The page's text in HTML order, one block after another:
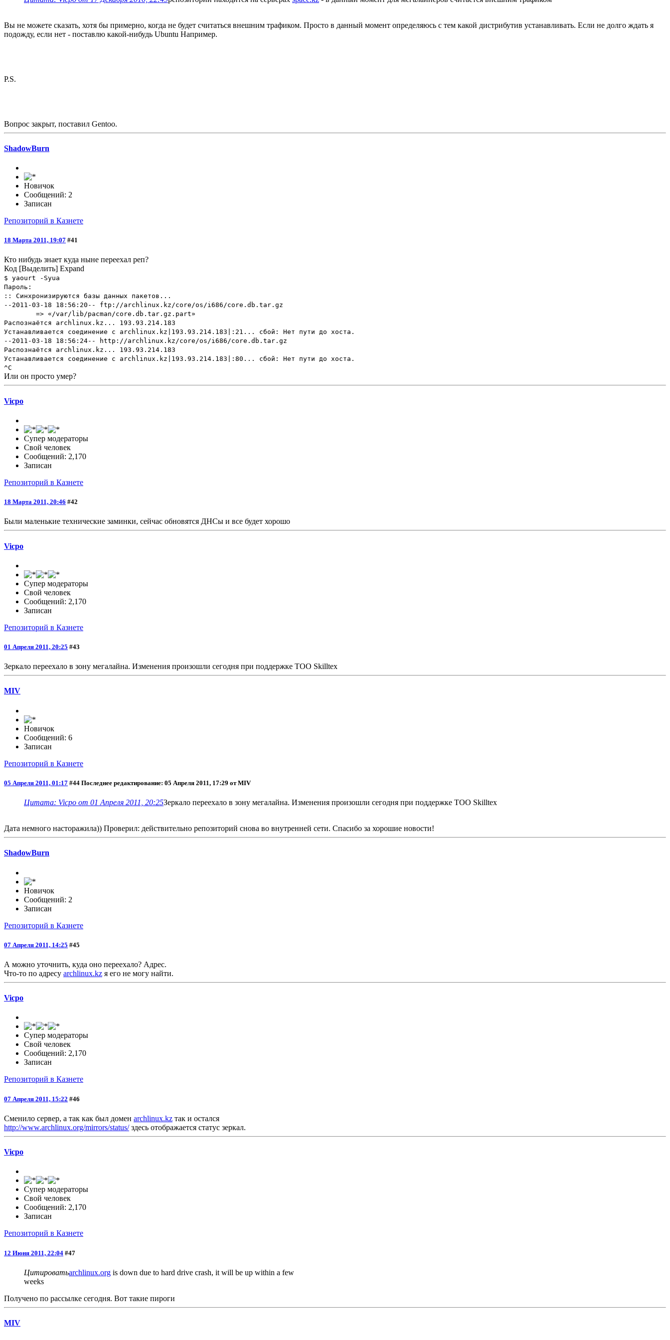
Вы не можете сказать, хотя бы примерно, когда не будет считаться внешним трафиком. Просто в данный момент определяюсь с тем какой дистрибутив устанавливать. Если не долго ждать я
подожду, если нет - поставлю какой-нибудь Ubuntu Например.
P.S.
Вопрос закрыт, поставил Gentoo.
ShadowBurn
Новичок
Сообщений: 2
Записан
Репозиторий в Казнете
18 Марта 2011, 19:07 #41
Кто нибудь знает куда ныне переехал реп?
Код [Выделить] Expand
$ yaourt -Syua
Пароль:
:: Синхронизируются базы данных пакетов...
--2011-03-18 18:56:20-- ftp://archlinux.kz/core/os/i686/core.db.tar.gz
=> «/var/lib/pacman/core.db.tar.gz.part»
Распознаётся archlinux.kz... 193.93.214.183
Устанавливается соединение с archlinux.kz|193.93.214.183|:21... сбой: Нет пути до хоста.
--2011-03-18 18:56:24-- http://archlinux.kz/core/os/i686/core.db.tar.gz
Распознаётся archlinux.kz... 193.93.214.183
Устанавливается соединение с archlinux.kz|193.93.214.183|:80... сбой: Нет пути до хоста.
^C
Или он просто умер?
Vicpo
Супер модераторы
Свой человек
Сообщений: 2,170
Записан
Репозиторий в Казнете
18 Марта 2011, 20:46 #42
Были маленькие технические заминки, сейчас обновятся ДНСы и все будет хорошо
Vicpo
Супер модераторы
Свой человек
Сообщений: 2,170
Записан
Репозиторий в Казнете
01 Апреля 2011, 20:25 #43
Зеркало переехало в зону мегалайна. Изменения произошли сегодня при поддержке ТОО Skilltex
MIV
Новичок
Сообщений: 6
Записан
Репозиторий в Казнете
05 Апреля 2011, 01:17 #44 Последнее редактирование: 05 Апреля 2011, 17:29 от MIV
Цитата: Vicpo от 01 Апреля 2011, 20:25Зеркало переехало в зону мегалайна. Изменения произошли сегодня при поддержке ТОО Skilltex
Дата немного насторажила)) Проверил: действительно репозиторий снова во внутренней сети. Спасибо за хорошие новости!
ShadowBurn
Новичок
Сообщений: 2
Записан
Репозиторий в Казнете
07 Апреля 2011, 14:25 #45
А можно уточнить, куда оно переехало? Адрес.
Что-то по адресу archlinux.kz я его не могу найти.
Vicpo
Супер модераторы
Свой человек
Сообщений: 2,170
Записан
Репозиторий в Казнете
07 Апреля 2011, 15:22 #46
Сменило сервер, а так как был домен archlinux.kz так и остался
http://www.archlinux.org/mirrors/status/здесь отображается статус зеркал.
Vicpo
Супер модераторы
Свой человек
Сообщений: 2,170
Записан
Репозиторий в Казнете
12 Июня 2011, 22:04 #47
Цитироватьarchlinux.org is down due to hard drive crash, it will be up within a few
weeks
Получено по рассылке сегодня. Вот такие пироги
MIV